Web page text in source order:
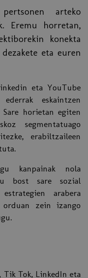
arteko
Eremu horretan,
konekta
eta euren
eta YouTube
eskaintzen
horietan egiten
segmentatuago
erabiltzaileen
kanpainak nola
bost sare sozial
arabera
zein izango
Tok, LinkedIn eta